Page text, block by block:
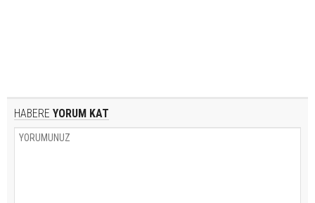
HABERE YORUM KAT